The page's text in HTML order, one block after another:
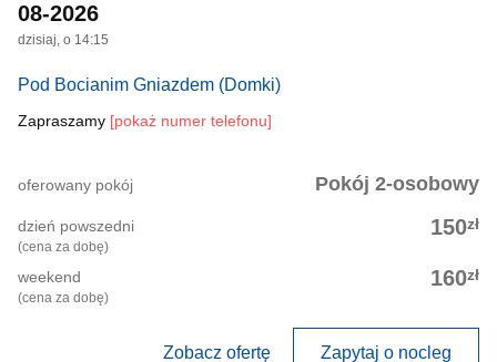
08-2026
dzisiaj, o 14:15
Pod Bocianim Gniazdem (Domki)
Zapraszamy [pokaż numer telefonu]
Pokój 2-osobowy
oferowany pokój
150zł
dzień powszedni
(cena za dobę)
160zł
weekend
(cena za dobę)
Zobacz ofertę Zapytaj o nocleg